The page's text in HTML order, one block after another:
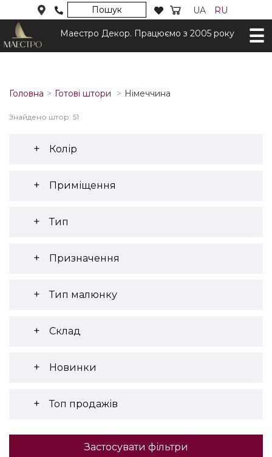
Пошук UA RU
Маестро Декор. Працюємо з 2005 року
Головна Готові штори Німеччина
Знайдено штор: 51
Колір
Приміщення
Тип
Призначення
Тип малюнку
Склад
Новинки
Топ продажів
Застосувати фільтри